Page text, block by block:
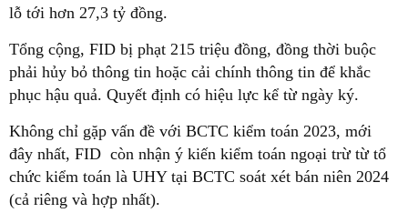
lỗ tới hơn 27,3 tỷ đồng.
Tổng cộng, FID bị phạt 215 triệu đồng, đồng thời buộc
phải hủy bỏ thông tin hoặc cải chính thông tin để khắc
phục hậu quả. Quyết định có hiệu lực kể từ ngày ký.
Không chỉ gặp vấn đề với BCTC kiểm toán 2023, mới
đây nhất, FID còn nhận ý kiến kiểm toán ngoại trừ từ tổ
chức kiểm toán là UHY tại BCTC soát xét bán niên 2024
(cả riêng và hợp nhất).